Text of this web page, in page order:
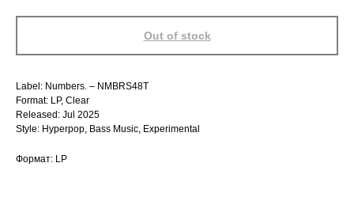
Out of stock
Label: Numbers. – NMBRS48T
Format: LP, Clear
Released: Jul 2025
Style: Hyperpop, Bass Music, Experimental
Формат: LP